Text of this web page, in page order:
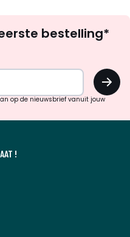
bestelling*
OK
op de nieuwsbrief vanuit jouw
!